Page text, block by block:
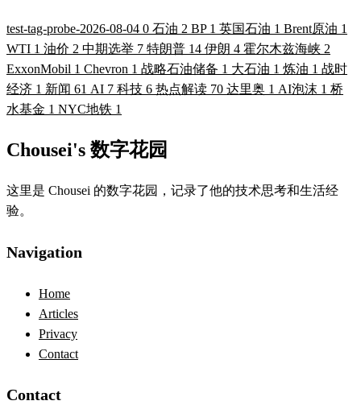
test-tag-probe-2026-08-04 0 石油 2 BP 1 英国石油 1 Brent原油 1
WTI 1 油价 2 中期选举 7 特朗普 14 伊朗 4 霍尔木兹海峡 2
ExxonMobil 1 Chevron 1 战略石油储备 1 大石油 1 炼油 1 战时
经济 1 新闻 61 AI 7 科技 6 热点解读 70 达里奥 1 AI泡沫 1 桥
水基金 1 NYC地铁 1
Chousei's 数字花园
这里是 Chousei 的数字花园，记录了他的技术思考和生活经
验。
Navigation
Home
Articles
Privacy
Contact
Contact